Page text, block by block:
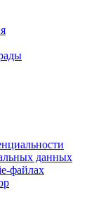
данных
файлах